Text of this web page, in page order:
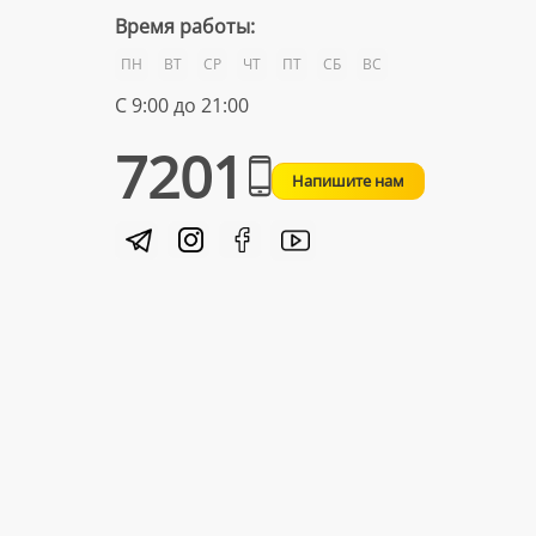
Время работы:
ПН ВТ СР ЧТ ПТ СБ ВС
С 9:00 до 21:00
7201 Напишите нам